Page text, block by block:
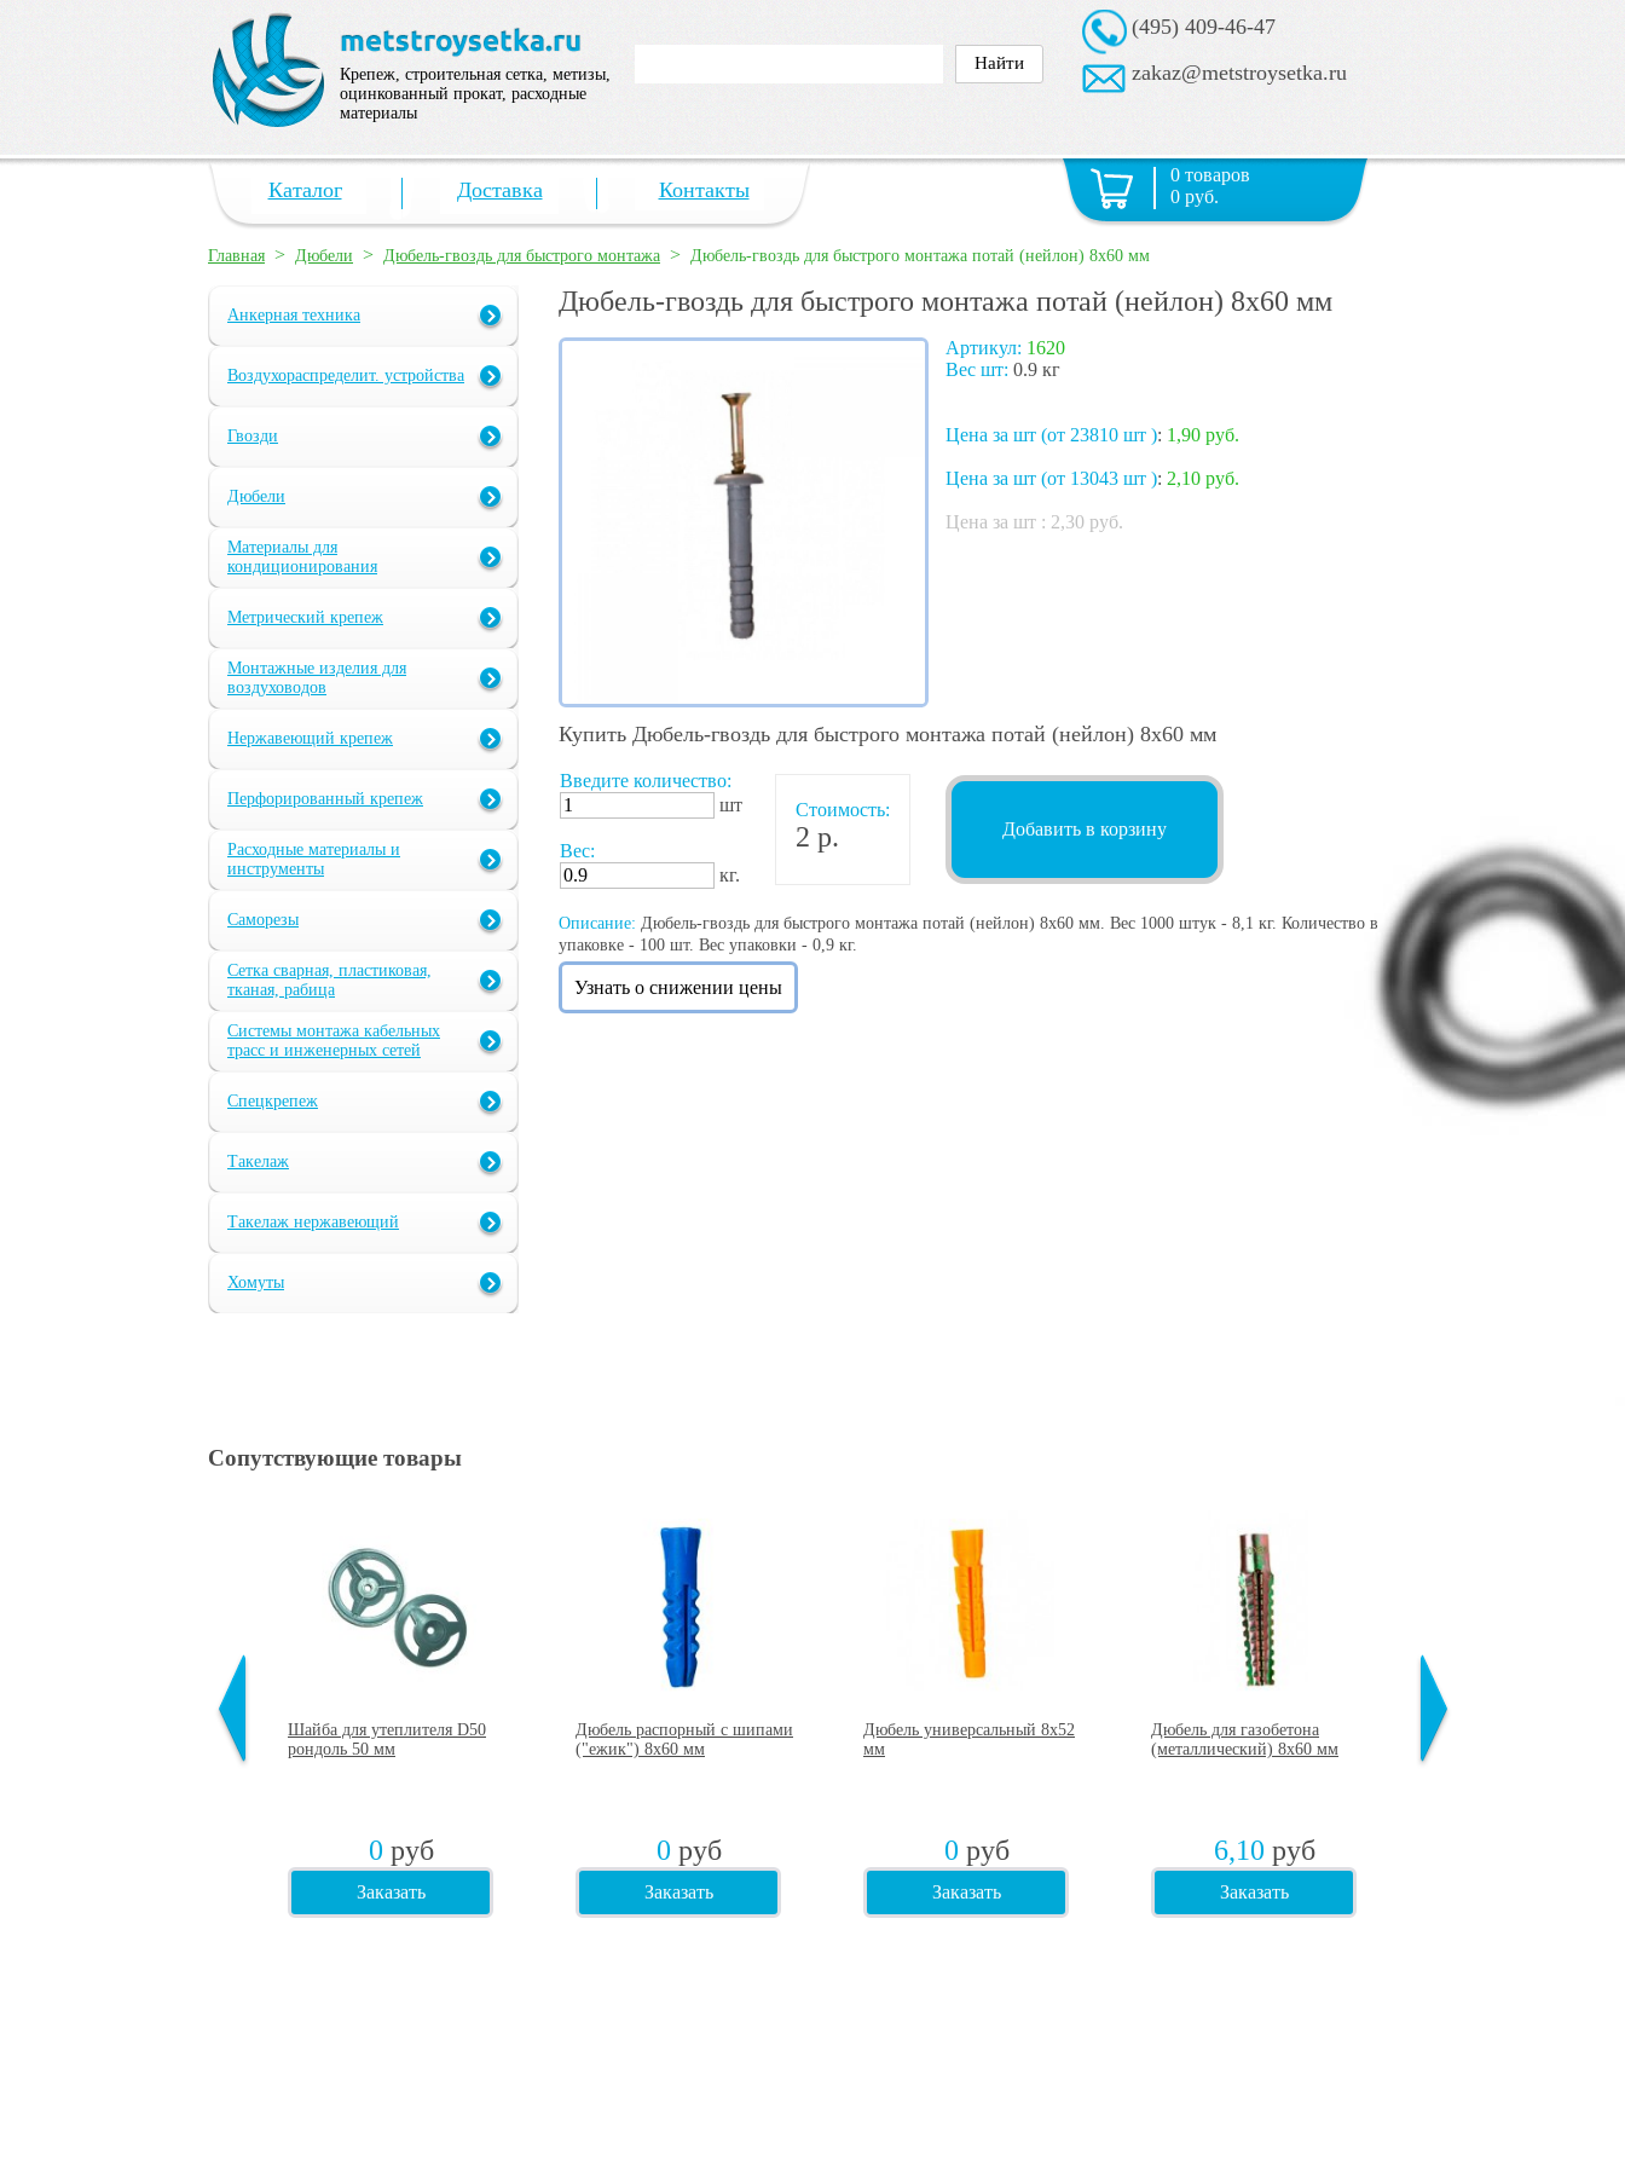
Крепеж, строительная сетка, метизы,
оцинкованный прокат, расходные
материалы
(495) 409-46-47
zakaz@metstroysetka.ru
Каталог Доставка Контакты
0 товаров
0 руб.
Главная > Дюбели > Дюбель-гвоздь для быстрого монтажа > Дюбель-гвоздь для быстрого монтажа потай (нейлон) 8х60 мм
Анкерная техника
Воздухораспределит. устройства
Гвозди
Дюбели
Материалы для
кондиционирования
Метрический крепеж
Монтажные изделия для
воздуховодов
Нержавеющий крепеж
Перфорированный крепеж
Расходные материалы и
инструменты
Саморезы
Сетка сварная, пластиковая,
тканая, рабица
Системы монтажа кабельных
трасс и инженерных сетей
Спецкрепеж
Такелаж
Такелаж нержавеющий
Хомуты
Дюбель-гвоздь для быстрого монтажа потай (нейлон) 8х60 мм
Артикул: 1620
Вес шт: 0.9 кг
Цена за шт (от 23810 шт ): 1,90 руб.
Цена за шт (от 13043 шт ): 2,10 руб.
Цена за шт : 2,30 руб.
Купить Дюбель-гвоздь для быстрого монтажа потай (нейлон) 8х60 мм
Введите количество:
шт
Вес:
кг.
Стоимость:
2 р. Добавить в корзину
Описание: Дюбель-гвоздь для быстрого монтажа потай (нейлон) 8х60 мм. Вес 1000 штук - 8,1 кг. Количество в
упаковке - 100 шт. Вес упаковки - 0,9 кг.
Узнать о снижении цены
Сопутствующие товары
Шайба для утеплителя D50
рондоль 50 мм
0 руб
Заказать
Дюбель распорный с шипами
("ежик") 8х60 мм
0 руб
Заказать
Дюбель универсальный 8х52
мм
0 руб
Заказать
Дюбель для газобетона
(металлический) 8х60 мм
6,10 руб
Заказать
Шайба для утеплителя